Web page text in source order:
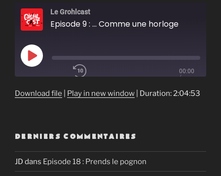
Le Grohlcast
Episode 9 : ... Comme une horloge
Play
00:00
/
2:04:53
RSS FEED
LINK
Download file Play in new window Duration: 2:04:53
DERNIERS COMMENTAIRES
JD dans Episode 18 : Prends le pognon